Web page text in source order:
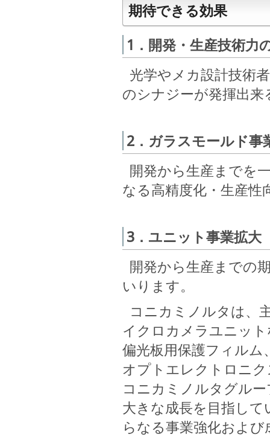
期待できる効果
1．開発・生産技術力
光学やメカ設計技術
のシナジーが発揮出
2．ガラスモールド事
開発から生産までを
なる高精度化・生産
3．ユニット事業拡大
開発から生産までの
いります。
コニカミノルタは、
イクロカメラユニッ
偏光板用保護フィル
オプトエレクトロニ
コニカミノルタグル
大きな成長を目指し
らなる事業強化およ